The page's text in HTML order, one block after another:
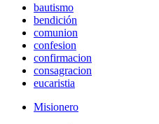
bautismo
bendición
comunion
confesion
confirmacion
consagracion
eucaristia
Misionero